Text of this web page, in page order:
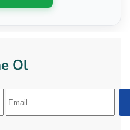
Ol